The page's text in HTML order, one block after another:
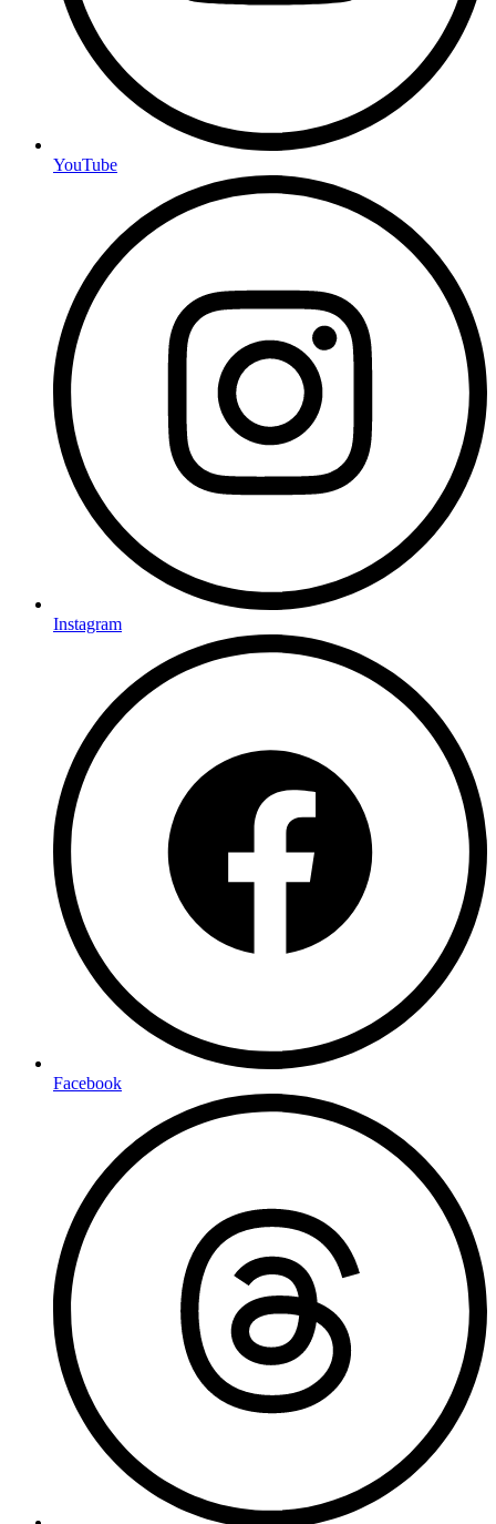
YouTube
Instagram
Facebook